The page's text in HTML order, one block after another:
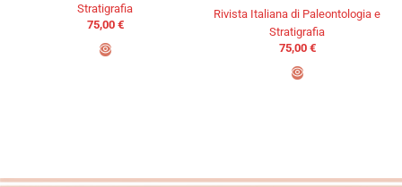
Stratigrafia
75,00 €
Rivista Italiana di Paleontologia e
Stratigrafia
75,00 €